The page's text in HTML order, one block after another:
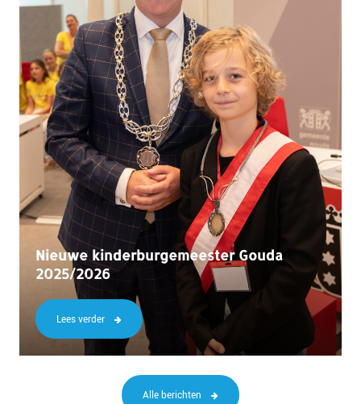
Nieuwe kinderburgemeester Gouda
2025/2026
Lees verder
Alle berichten